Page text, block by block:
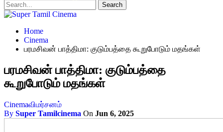
Home
Cinema
பரமசிவன் பாத்திமா: குடும்பத்தை கூறுபோடும் மதங்கள்
பரமசிவன் பாத்திமா: குடும்பத்தை
கூறுபோடும் மதங்கள்
Cinemaவிமர்சனம்
By Super Tamilcinema On Jun 6, 2025